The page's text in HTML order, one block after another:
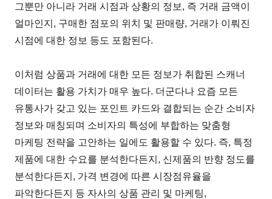
그뿐만 아니라 거래 시점과 상황의 정보, 즉 거래 금액이
얼마인지, 구매한 점포의 위치 및 판매량, 거래가 이뤄진
시점에 대한 정보 등도 포함된다.
이처럼 상품과 거래에 대한 모든 정보가 취합된 스캐너
데이터는 활용 가치가 매우 높다. 더군다나 요즘 모든
유통사가 갖고 있는 포인트 카드와 결합되는 순간 소비자
정보와 매칭되며 소비자의 특성에 부합하는 맞춤형
마케팅 전략을 고안하는 일에도 활용할 수 있다. 즉, 특정
제품에 대한 수요를 분석한다든지, 신제품의 반향 정도를
분석한다든지, 가격 변경에 따른 시장점유율을
파악한다든지 등 자사의 상품 관리 및 마케팅,